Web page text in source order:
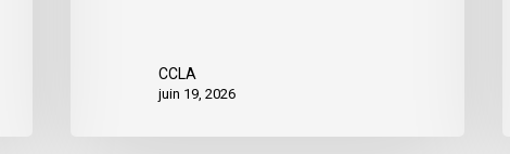
CCLA
juin 19, 2026